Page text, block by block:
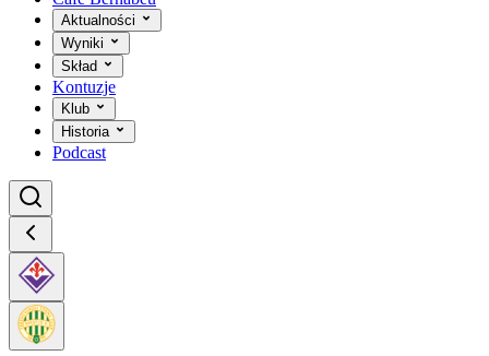
Aktualności
Wyniki
Skład
Kontuzje
Klub
Historia
Podcast